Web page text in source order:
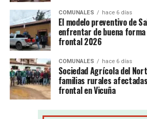
COMUNALES hace 6 días
El modelo preventivo de
enfrentar de buena
frontal 2026
COMUNALES hace 6 días
Sociedad Agrícola del
familias rurales
frontal en Vicuña